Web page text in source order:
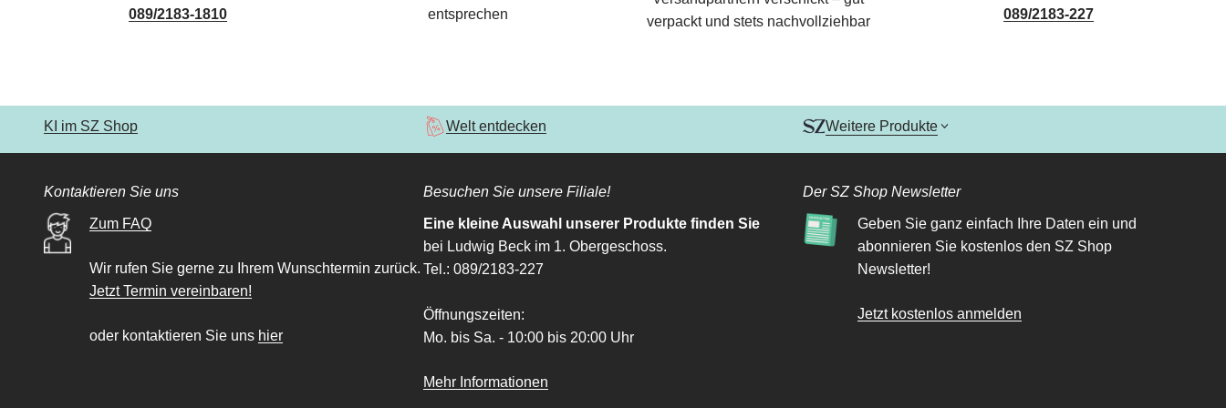
089/2183-1810 entsprechen
verpackt und stets nachvollziehbar
089/2183-227
KI im SZ Shop Welt entdecken Weitere Produkte
Kontaktieren Sie uns
Zum FAQ
Wir rufen Sie gerne zu Ihrem Wunschtermin zurück.
Jetzt Termin vereinbaren!
oder kontaktieren Sie uns hier
Besuchen Sie unsere Filiale!
Eine kleine Auswahl unserer Produkte finden Sie
bei Ludwig Beck im 1. Obergeschoss.
Tel.: 089/2183-227
Öffnungszeiten:
Mo. bis Sa. - 10:00 bis 20:00 Uhr
Mehr Informationen
Der SZ Shop Newsletter
Geben Sie ganz einfach Ihre Daten ein und
abonnieren Sie kostenlos den SZ Shop
Newsletter!
Jetzt kostenlos anmelden